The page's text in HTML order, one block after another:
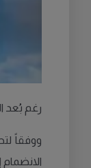
رغم بُعد